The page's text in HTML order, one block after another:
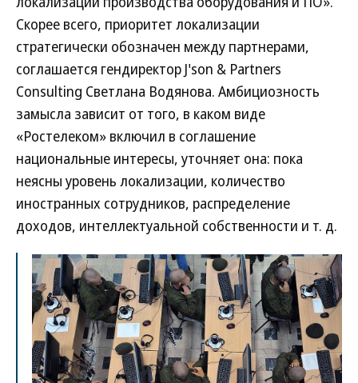
Скорее всего, приоритет локализации
стратегически обозначен между партнерами,
соглашается гендиректор J'son & Partners
Consulting Светлана Водянова. Амбициозность
замысла зависит от того, в каком виде
«Ростелеком» включил в соглашение
национальные интересы, уточняет она: пока
неясны уровень локализации, количество
иностранных сотрудников, распределение
доходов, интеллектуальной собственности и т. д.